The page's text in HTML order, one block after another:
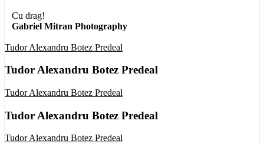
Cu drag!
Gabriel Mitran Photography
Tudor Alexandru Botez Predeal
Tudor Alexandru Botez Predeal
Tudor Alexandru Botez Predeal
Tudor Alexandru Botez Predeal
Tudor Alexandru Botez Predeal